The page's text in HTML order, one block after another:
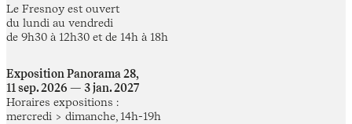
Le Fresnoy est ouvert
du lundi au vendredi
de 9h30 à 12h30 et de 14h à 18h
Exposition Panorama 28,
11 sep. 2026 — 3 jan. 2027
Horaires expositions :
mercredi > dimanche, 14h-19h